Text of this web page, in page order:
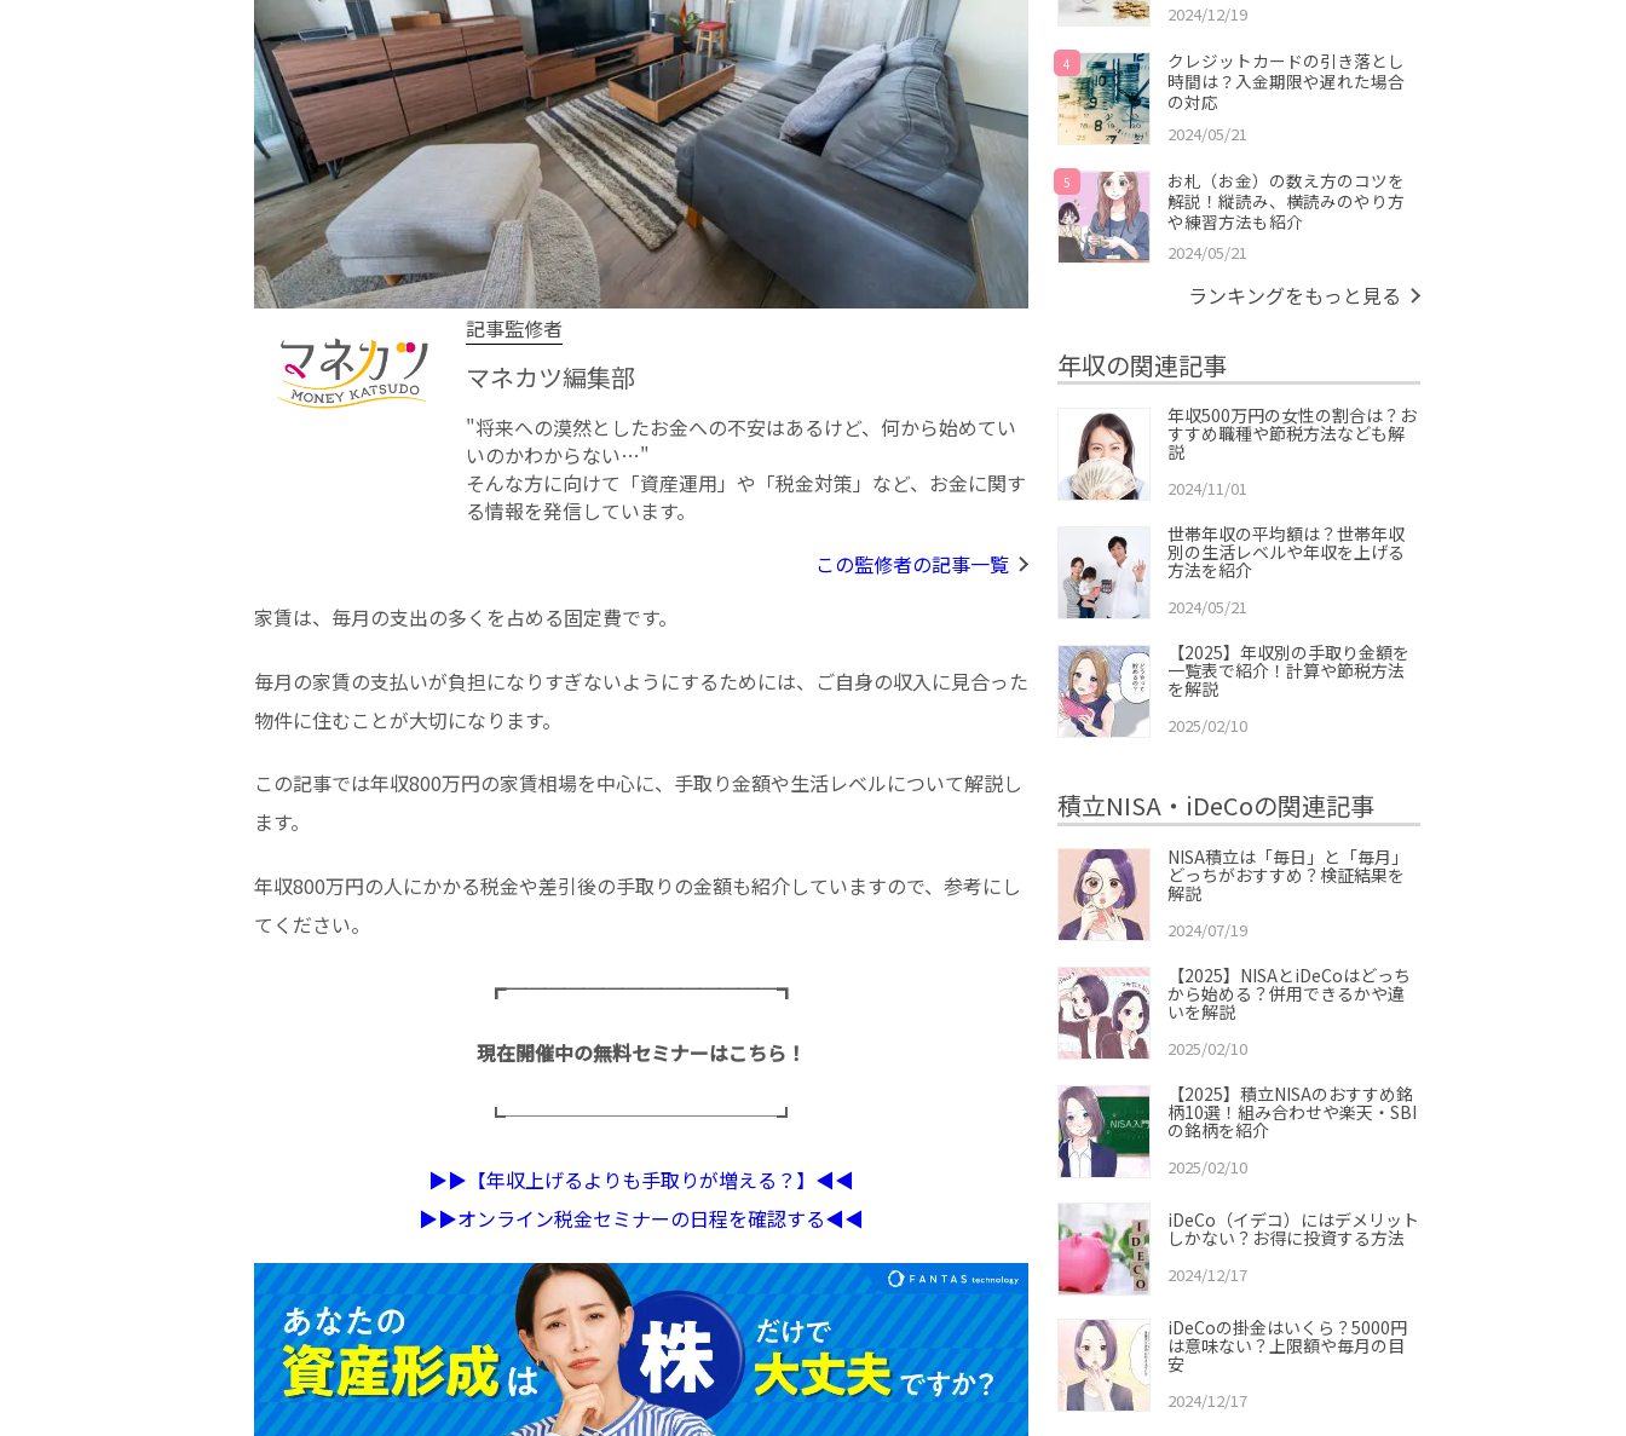
記事監修者
マネカツ編集部
"将来への漠然としたお⾦への不安はあるけど、何から始めてい
いのかわからない…"
そんな方に向けて「資産運用」や「税金対策」など、お金に関す
る情報を発信しています。
この監修者の記事一覧
家賃は、毎月の支出の多くを占める固定費です。
毎月の家賃の支払いが負担になりすぎないようにするためには、ご自身の収入に見合った
物件に住むことが大切になります。
この記事では年収800万円の家賃相場を中心に、手取り金額や生活レベルについて解説し
ます。
年収800万円の人にかかる税金や差引後の手取りの金額も紹介していますので、参考にし
てください。
┏──────────────┓
現在開催中の無料セミナーはこちら！
┗──────────────┛
▶︎▶︎【年収上げるよりも手取りが増える？】◀︎◀︎
▶︎▶︎オンライン税金セミナーの日程を確認する◀︎◀︎
2024/12/19
4
クレジットカードの引き落とし
時間は？入金期限や遅れた場合
の対応
2024/05/21
5
お札（お金）の数え方のコツを
解説！縦読み、横読みのやり方
や練習方法も紹介
2024/05/21
ランキングをもっと見る
年収の関連記事
年収500万円の女性の割合は？お
すすめ職種や節税方法なども解
説
2024/11/01
世帯年収の平均額は？世帯年収
別の生活レベルや年収を上げる
方法を紹介
2024/05/21
【2025】年収別の手取り金額を
一覧表で紹介！計算や節税方法
を解説
2025/02/10
積立NISA・iDeCoの関連記事
NISA積立は「毎日」と「毎月」
どっちがおすすめ？検証結果を
解説
2024/07/19
【2025】NISAとiDeCoはどっち
から始める？併用できるかや違
いを解説
2025/02/10
【2025】積立NISAのおすすめ銘
柄10選！組み合わせや楽天・SBI
の銘柄を紹介
2025/02/10
iDeCo（イデコ）にはデメリット
しかない？お得に投資する方法
2024/12/17
iDeCoの掛金はいくら？5000円
は意味ない？上限額や毎月の目
安
2024/12/17